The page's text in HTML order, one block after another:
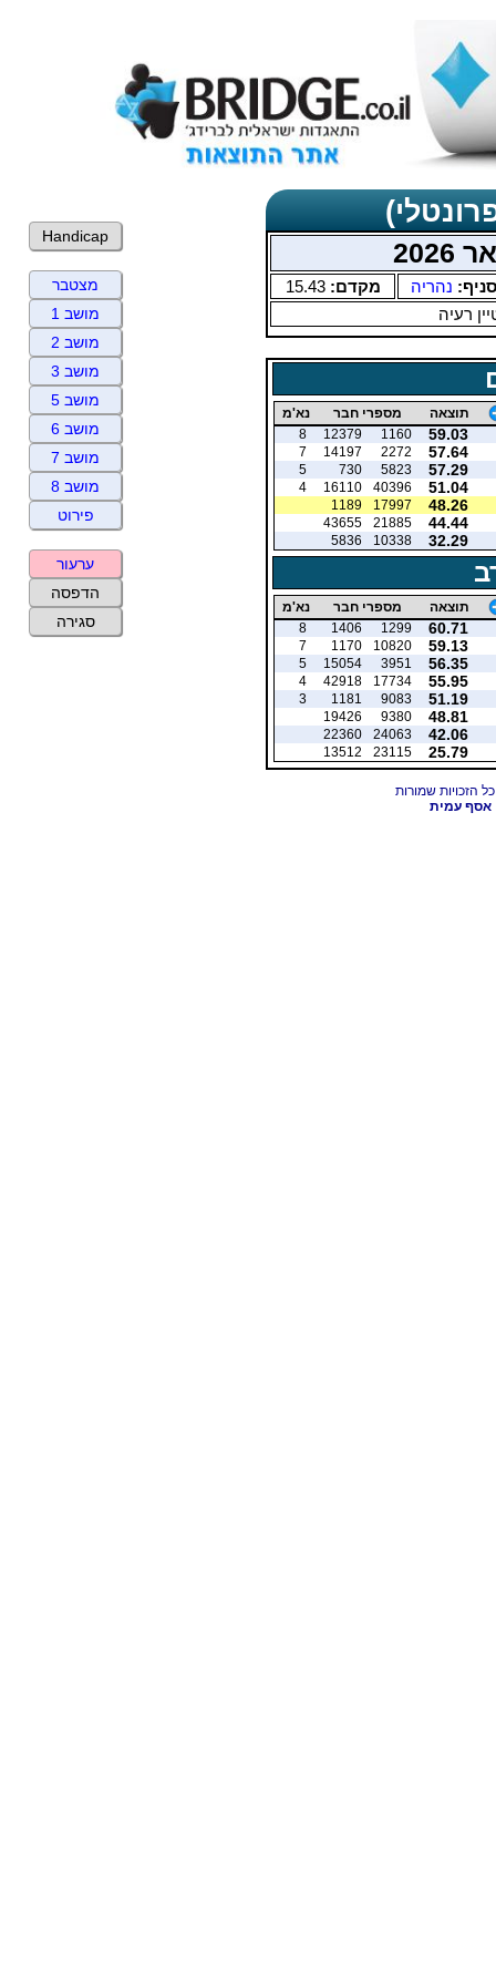
סניף: נהריה מקדם:15.43
רעיה
תוצאה מספרי חבר נא'מ
59.03
1160
12379
8
57.64
2272
14197
7
57.29
5823
730
5
51.04
40396
16110
4
48.26
17997
1189
44.44
21885
43655
32.29
10338
5836
תוצאה מספרי חבר נא'מ
60.71
1299
1406
8
59.13
10820
1170
7
56.35
3951
15054
5
55.95
17734
42918
4
51.19
9083
1181
3
48.81
9380
19426
42.06
24063
22360
25.79
23115
13512
אסף עמית
Handicap
מצטבר
מושב 1
מושב 2
מושב 3
מושב 5
מושב 6
מושב 7
מושב 8
פירוט
ערעור
הדפסה
סגירה